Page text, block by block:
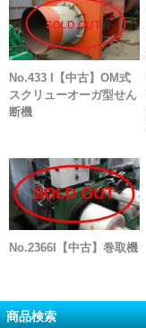
No.433 I【中古】OM式
スクリューオーガ型せん
断機
No.2366I【中古】巻取機
商品検索